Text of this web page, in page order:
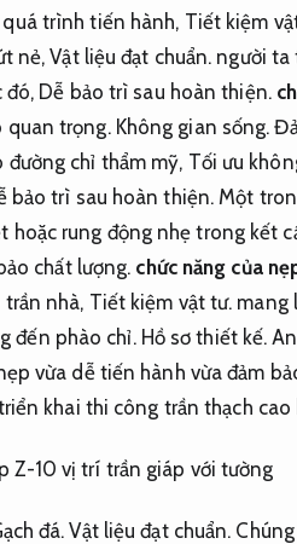
trình tiến hành, Tiết kiệm
nẻ,Vật liệu đạt chuẩn. người ta
đó, Dễ bảo trì sau hoàn thiện.
quan trọng. Không gian sống.
chỉ thẩm mỹ, Tối ưu
bảo trì sau hoàn thiện. Một
rung động nhẹ trong kết
chất lượng. chức năng của
nhà, Tiết kiệm vật tư. mang
đến phào chỉ. Hồ sơ thiết kế.
vừa dễ tiến hành vừa đảm
khai thi công trần thạch cao
Z-10 vị trí trần giáp với tường
đá. Vật liệu đạt chuẩn.